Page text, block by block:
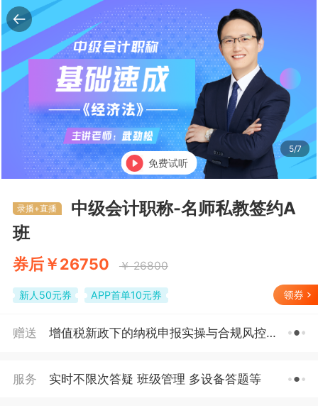
免费试听
5/7
录播+直播
中级会计职称-名师私教签约A
班
券后￥26750 ￥ 26800
新人50元券 APP首单10元券
赠送 增值税新政下的纳税申报实操与合规风控精讲等2个赠品
服务 实时不限次答疑 班级管理 多设备答题等